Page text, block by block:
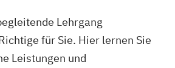
Lehrgang
für Sie. Hier lernen Sie
Leistungen und